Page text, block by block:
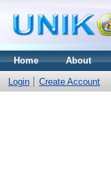
Home About
Login Create Account